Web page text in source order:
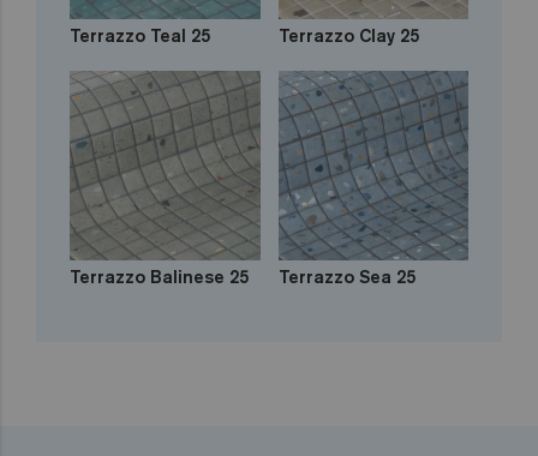
Terrazzo Teal 25 Terrazzo Clay 25
Terrazzo Balinese 25 Terrazzo Sea 25